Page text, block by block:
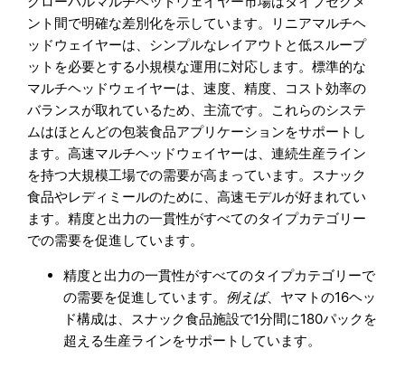
ント間で明確な差別化を示しています。リニアマルチヘ
ッドウェイヤーは、シンプルなレイアウトと低スループ
ットを必要とする小規模な運用に対応します。標準的な
マルチヘッドウェイヤーは、速度、精度、コスト効率の
バランスが取れているため、主流です。これらのシステ
ムはほとんどの包装食品アプリケーションをサポートし
ます。高速マルチヘッドウェイヤーは、連続生産ライン
を持つ大規模工場での需要が高まっています。スナック
食品やレディミールのために、高速モデルが好まれてい
ます。精度と出力の一貫性がすべてのタイプカテゴリー
での需要を促進しています。
精度と出力の一貫性がすべてのタイプカテゴリーで
の需要を促進しています。 例えば、ヤマトの16ヘッ
ド構成は、スナック食品施設で1分間に180パックを
超える生産ラインをサポートしています。